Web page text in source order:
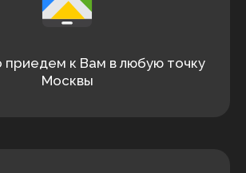
приедем к Вам в любую точку
Москвы